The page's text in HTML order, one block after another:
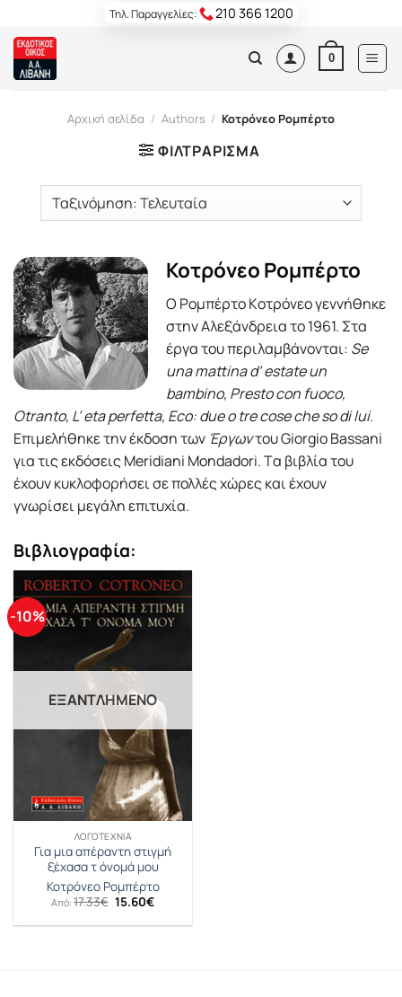
content
Τηλ. Παραγγελίες: 210 366 1200
0
Αρχική σελίδα / Authors / Κοτρόνεο Ρομπέρτο
ΦΙΛΤΡΆΡΙΣΜΑ
Κοτρόνεο Ρομπέρτο
O Pομπέρτο Kοτρόνεο γεννήθηκε
στην Aλεξάνδρεια το 1961. Στα
έργα του περιλαμβάνονται: Se
una mattina d’ estate un
bambino, Presto con fuoco,
Otranto, L’ eta perfetta, Eco: due o tre cose che so di lui.
Eπιμελήθηκε την έκδοση των Έργωντου Giorgio Bassani
για τις εκδόσεις Meridiani Mondadori. Tα βιβλία του
έχουν κυκλοφορήσει σε πολλές χώρες και έχουν
γνωρίσει μεγάλη επιτυχία.
Βιβλιογραφία:
-10%
ΕΞΑΝΤΛΗΜΈΝΟ
ΛΟΓΟΤΕΧΝΊΑ
Για μια απέραντη στιγμή
ξέχασα τ όνομά μου
Κοτρόνεο Ρομπέρτο
Από: 17.33€ Original
price
was:
15.60€Η
τιμή